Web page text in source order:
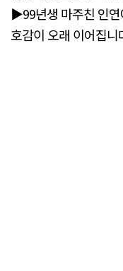
▶99년생 마주친 인연
호감이 오래 이어집니